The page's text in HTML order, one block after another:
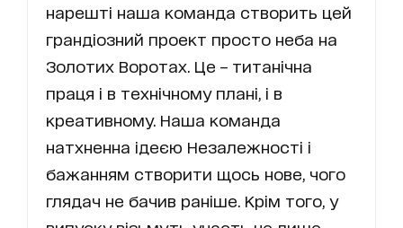
нарешті наша команда створить цей
грандіозний проект просто неба на
Золотих Воротах. Це – титанічна
праця і в технічному плані, і в
креативному. Наша команда
натхненна ідеєю Незалежності і
бажанням створити щось нове, чого
глядач не бачив раніше. Крім того, у